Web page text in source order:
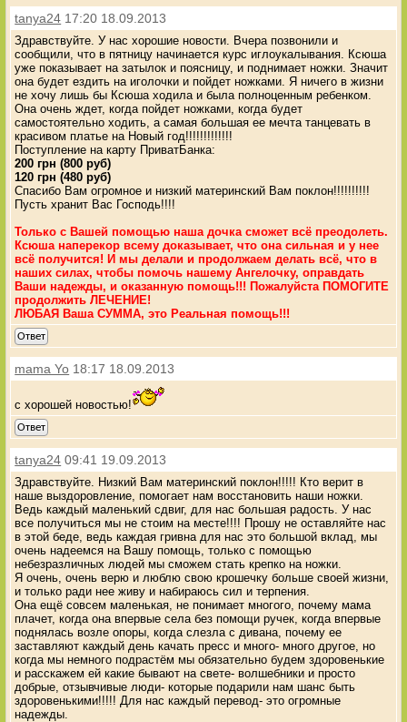
tanya24 17:20 18.09.2013
Здравствуйте. У нас хорошие новости. Вчера позвонили и
сообщили, что в пятницу начинается курс иглоукалывания. Ксюша
уже показывает на затылок и поясницу, и поднимает ножки. Значит
она будет ездить на иголочки и пойдет ножками. Я ничего в жизни
не хочу лишь бы Ксюша ходила и была полноценным ребенком.
Она очень ждет, когда пойдет ножками, когда будет
самостоятельно ходить, а самая большая ее мечта танцевать в
красивом платье на Новый год!!!!!!!!!!!!!
Поступление на карту ПриватБанка:
200 грн (800 руб)
120 грн (480 руб)
Спасибо Вам огромное и низкий материнский Вам поклон!!!!!!!!!!
Пусть хранит Вас Господь!!!!
Только с Вашей помощью наша дочка сможет всё преодолеть.
Ксюша наперекор всему доказывает, что она сильная и у нее
всё получится! И мы делали и продолжаем делать всё, что в
наших силах, чтобы помочь нашему Ангелочку, оправдать
Ваши надежды, и оказанную помощь!!! Пожалуйста ПОМОГИТЕ
продолжить ЛЕЧЕНИЕ!
ЛЮБАЯ Ваша СУММА, это Реальная помощь!!!
Ответ
mama Yo 18:17 18.09.2013
с хорошей новостью!
Ответ
tanya24 09:41 19.09.2013
Здравствуйте. Низкий Вам материнский поклон!!!!! Кто верит в
наше выздоровление, помогает нам восстановить наши ножки.
Ведь каждый маленький сдвиг, для нас большая радость. У нас
все получиться мы не стоим на месте!!!! Прошу не оставляйте нас
в этой беде, ведь каждая гривна для нас это большой вклад, мы
очень надеемся на Вашу помощь, только с помощью
небезразличных людей мы сможем стать крепко на ножки.
Я очень, очень верю и люблю свою крошечку больше своей жизни,
и только ради нее живу и набираюсь сил и терпения.
Она ещё совсем маленькая, не понимает многого, почему мама
плачет, когда она впервые села без помощи ручек, когда впервые
поднялась возле опоры, когда слезла с дивана, почему ее
заставляют каждый день качать пресс и много- много другое, но
когда мы немного подрастём мы обязательно будем здоровенькие
и расскажем ей какие бывают на свете- волшебники и просто
добрые, отзывчивые люди- которые подарили нам шанс быть
здоровенькими!!!!! Для нас каждый перевод- это огромные
надежды.